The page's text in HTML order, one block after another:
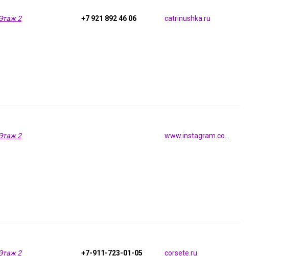
2 +7 921 892 46 06 catrinushka.ru
2
2 +7-911-723-01-05 corsete.ru